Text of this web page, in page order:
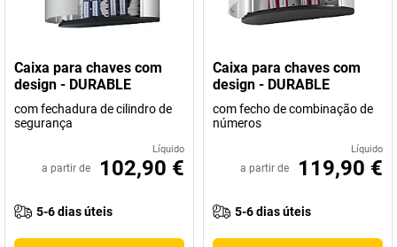
Caixa para chaves com
design - DURABLE
com fechadura de cilindro de
segurança
Líquido
a partir de 102,90 €
5-6 dias úteis
Caixa para chaves com
design - DURABLE
com fecho de combinação de
números
Líquido
a partir de 119,90 €
5-6 dias úteis